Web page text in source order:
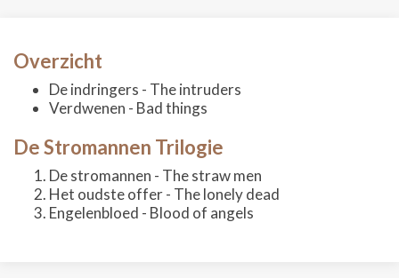
Overzicht
De indringers - The intruders
Verdwenen - Bad things
De Stromannen Trilogie
De stromannen - The straw men
Het oudste offer - The lonely dead
Engelenbloed - Blood of angels